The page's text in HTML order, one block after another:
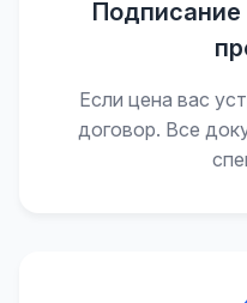
Подписание
Если цена вас
договор. Все